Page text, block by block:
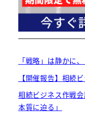
「戦略」は静かに
【開催報告】相続
相続ビジネス作戦
本質に迫る」